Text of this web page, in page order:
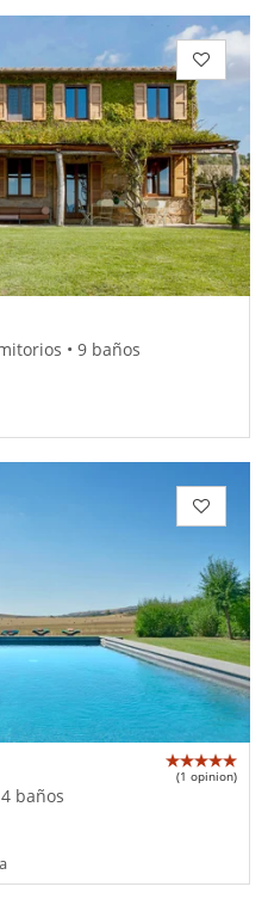
• 9 baños
(1 opinion)
baños